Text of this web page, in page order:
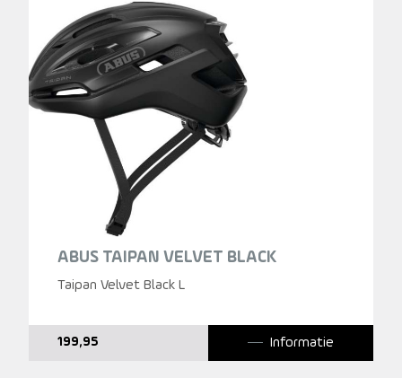
ABUS TAIPAN VELVET BLACK
Taipan Velvet Black L
199,95 Informatie